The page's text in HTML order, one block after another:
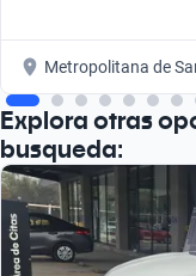
Metropolitana de
Explora otras
busqueda: